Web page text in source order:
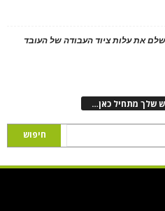
את עלות ציוד העבודה של העובד
שלך מתחיל כאן…